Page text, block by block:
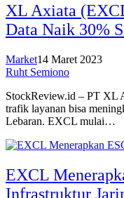
XL Axiata
Data Naik 30%
Market14 Maret 2023
Ruht Semiono
StockReview.id – PT XL
trafik layanan bisa
Lebaran. EXCL mulai…
EXCL
Infrastruktur